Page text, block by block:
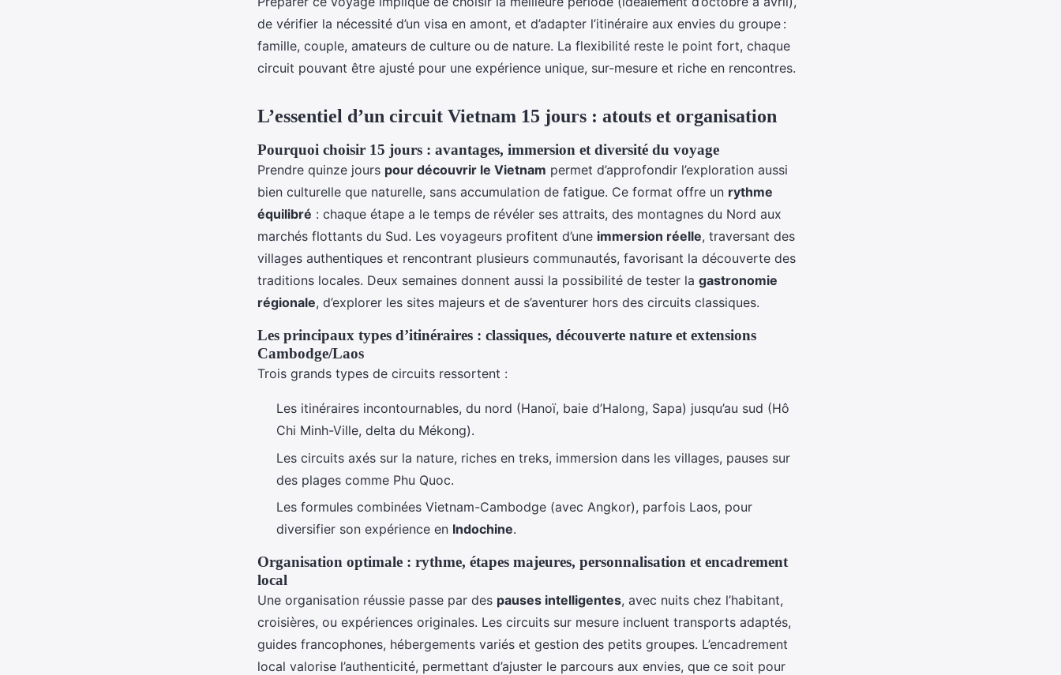
de vérifier la nécessité d’un visa en amont, et d’adapter l’itinéraire aux envies du groupe :
famille, couple, amateurs de culture ou de nature. La flexibilité reste le point fort, chaque
circuit pouvant être ajusté pour une expérience unique, sur-mesure et riche en rencontres.
L’essentiel d’un circuit Vietnam 15 jours : atouts et organisation
Pourquoi choisir 15 jours : avantages, immersion et diversité du voyage
Prendre quinze jours pour découvrir le Vietnam permet d’approfondir l’exploration aussi
bien culturelle que naturelle, sans accumulation de fatigue. Ce format offre un rythme
équilibré : chaque étape a le temps de révéler ses attraits, des montagnes du Nord aux
marchés flottants du Sud. Les voyageurs profitent d’une immersion réelle, traversant des
villages authentiques et rencontrant plusieurs communautés, favorisant la découverte des
traditions locales. Deux semaines donnent aussi la possibilité de tester la gastronomie
régionale, d’explorer les sites majeurs et de s’aventurer hors des circuits classiques.
Les principaux types d’itinéraires : classiques, découverte nature et extensions
Cambodge/Laos
Trois grands types de circuits ressortent :
Les itinéraires incontournables, du nord (Hanoï, baie d’Halong, Sapa) jusqu’au sud (Hô
Chi Minh-Ville, delta du Mékong).
Les circuits axés sur la nature, riches en treks, immersion dans les villages, pauses sur
des plages comme Phu Quoc.
Les formules combinées Vietnam-Cambodge (avec Angkor), parfois Laos, pour
diversifier son expérience en Indochine.
Organisation optimale : rythme, étapes majeures, personnalisation et encadrement
local
Une organisation réussie passe par des pauses intelligentes, avec nuits chez l’habitant,
croisières, ou expériences originales. Les circuits sur mesure incluent transports adaptés,
guides francophones, hébergements variés et gestion des petits groupes. L’encadrement
local valorise l’authenticité, permettant d’ajuster le parcours aux envies, que ce soit pour